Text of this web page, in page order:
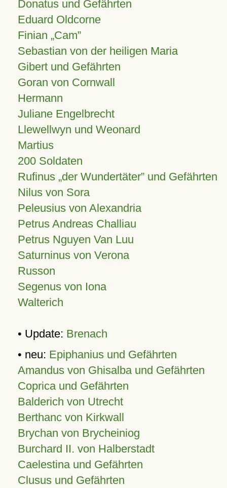
Donatus und Gefährten
Eduard Oldcorne
Finian Cam
Sebastian von der heiligen Maria
Gibert und Gefährten
Goran von Cornwall
Hermann
Juliane Engelbrecht
Llewellwyn und Weonard
Martius
200 Soldaten
Rufinus „der Wundertäter” und Gefährten
Nilus von Sora
Peleusius von Alexandria
Petrus Andreas Challiau
Petrus Nguyen Van Luu
Saturninus von Verona
Russon
Segenus von Iona
Walterich
• Update: Brenach
• neu: Epiphanius und Gefährten
Amandus von Ghisalba und Gefährten
Coprica und Gefährten
Balderich von Utrecht
Berthanc von Kirkwall
Brychan von Brycheiniog
Burchard II. von Halberstadt
Caelestina und Gefährten
Clusus und Gefährten